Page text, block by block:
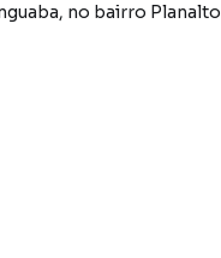
, no bairro Planalto